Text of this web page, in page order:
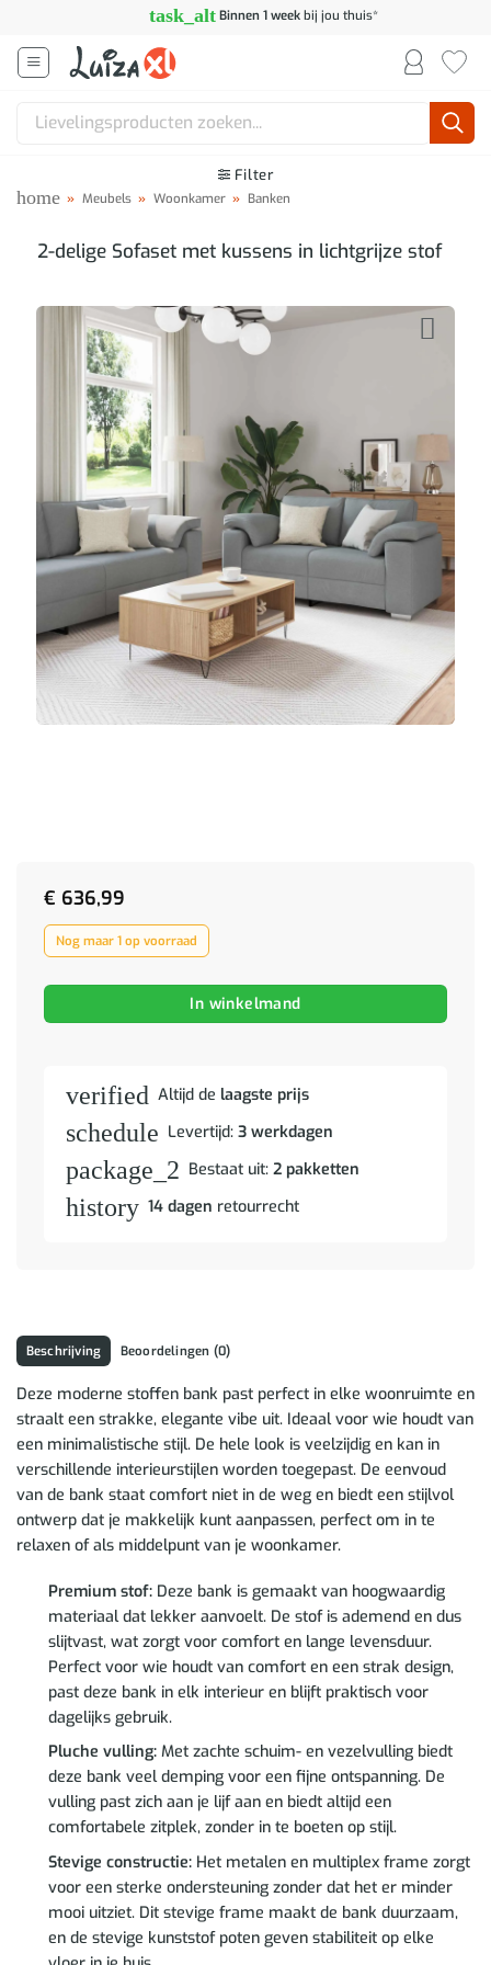
inhoud
task_alt Binnen 1 weekbij jou thuis*
Zoeken
Filter
home » Meubels » Woonkamer » Banken
2-delige Sofaset met kussens in lichtgrijze stof
€ 636,99
Nog maar 1 op voorraad
In winkelmand
verified Altijd de laagste prijs
schedule Levertijd: 3 werkdagen
package_2 Bestaat uit: 2 pakketten
history 14 dagen retourrecht
Beschrijving Beoordelingen (0)
Deze moderne stoffen bank past perfect in elke woonruimte en
straalt een strakke, elegante vibe uit. Ideaal voor wie houdt van
een minimalistische stijl. De hele look is veelzijdig en kan in
verschillende interieurstijlen worden toegepast. De eenvoud
van de bank staat comfort niet in de weg en biedt een stijlvol
ontwerp dat je makkelijk kunt aanpassen, perfect om in te
relaxen of als middelpunt van je woonkamer.
Premium stof:Deze bank is gemaakt van hoogwaardig
materiaal dat lekker aanvoelt. De stof is ademend en dus
slijtvast, wat zorgt voor comfort en lange levensduur.
Perfect voor wie houdt van comfort en een strak design,
past deze bank in elk interieur en blijft praktisch voor
dagelijks gebruik.
Pluche vulling:Met zachte schuim- en vezelvulling biedt
deze bank veel demping voor een fijne ontspanning. De
vulling past zich aan je lijf aan en biedt altijd een
comfortabele zitplek, zonder in te boeten op stijl.
Stevige constructie:Het metalen en multiplex frame zorgt
voor een sterke ondersteuning zonder dat het er minder
mooi uitziet. Dit stevige frame maakt de bank duurzaam,
en de stevige kunststof poten geven stabiliteit op elke